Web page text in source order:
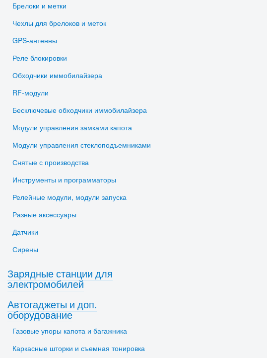
Брелоки и метки
Чехлы для брелоков и меток
GPS-антенны
Реле блокировки
Обходчики иммобилайзера
RF-модули
Бесключевые обходчики иммобилайзера
Модули управления замками капота
Модули управления стеклоподъемниками
Снятые с производства
Инструменты и программаторы
Релейные модули, модули запуска
Разные аксессуары
Датчики
Сирены
Зарядные станции для
электромобилей
Автогаджеты и доп.
оборудование
Газовые упоры капота и багажника
Каркасные шторки и съемная тонировка